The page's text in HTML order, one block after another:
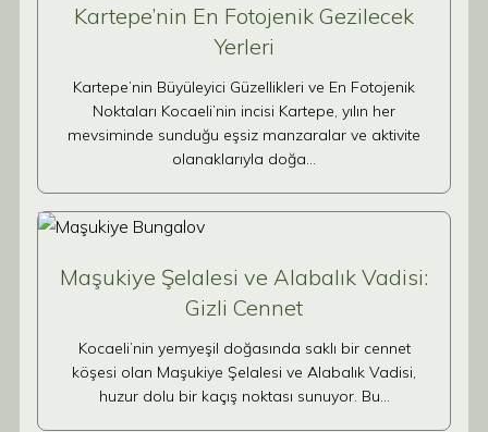
Kartepe’nin En Fotojenik Gezilecek
Yerleri
Kartepe’nin Büyüleyici Güzellikleri ve En Fotojenik
Noktaları Kocaeli’nin incisi Kartepe, yılın her
mevsiminde sunduğu eşsiz manzaralar ve aktivite
olanaklarıyla doğa…
Maşukiye Şelalesi ve Alabalık Vadisi:
Gizli Cennet
Kocaeli’nin yemyeşil doğasında saklı bir cennet
köşesi olan Maşukiye Şelalesi ve Alabalık Vadisi,
huzur dolu bir kaçış noktası sunuyor. Bu…